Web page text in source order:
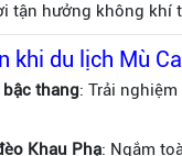
tận hưởng không khí
khi du lịch Mù
thang: Trải
Khau Phạ: Ngắm